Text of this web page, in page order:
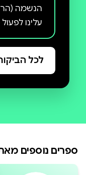
הנשמה
עלינו
או במלים
האחדות
(באור-
בשפה
לכל
ספרים נוספים